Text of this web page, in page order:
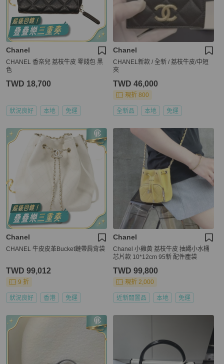
Chanel
CHANEL 香奈兒 荔枝牛皮 零錢包 黑
色
TWD 18,700
狀況良好 本地 免運
Chanel
CHANEL新款 / 全新 / 荔枝牛皮/中短
夾
TWD 46,000
現折 800
全新品 本地 免運
Chanel
CHANEL 牛皮皮革Bucket鏈帶肩背袋
TWD 99,012
9 折
狀況良好 香港 免運
Chanel
Chanel 小雞黃 荔枝牛皮 抽繩小水桶
芯片款 10*12cm 95新 配件塵袋
TWD 99,800
現折 2,000
近新閒置品 本地 免運